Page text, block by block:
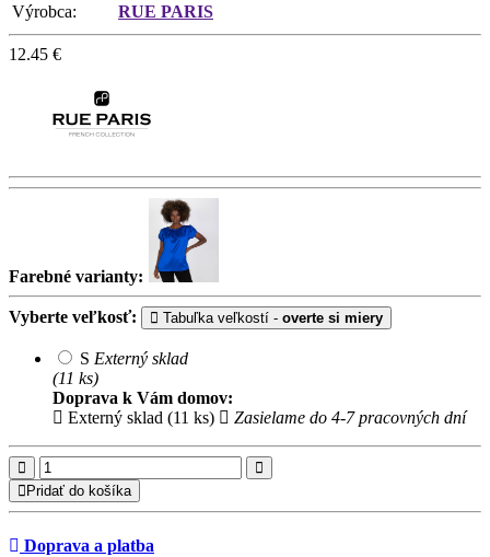
Výrobca:
RUE PARIS
12.45 €
Farebné varianty:
Vyberte veľkosť: Tabuľka veľkostí - overte si miery
S Externý sklad
(11 ks)
Doprava k Vám domov:
Externý sklad (11 ks)
Zasielame do 4-7 pracovných dní
Pridať do košíka
Doprava a platba